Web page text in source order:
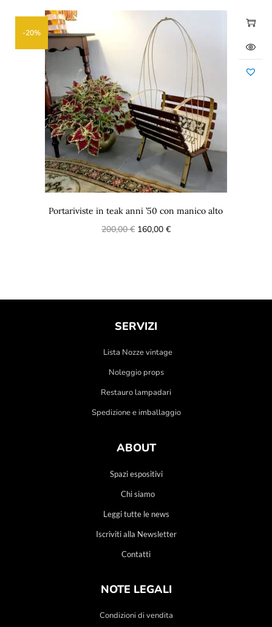
-20%
Portariviste in teak anni ’50 con manico alto
200,00€ 160,00 €
SERVIZI
Lista Nozze vintage
Noleggio props
Restauro lampadari
Spedizione e imballaggio
ABOUT
Spazi espositivi
Chi siamo
Leggi tutte le news
Iscriviti alla Newsletter
Contatti
NOTE LEGALI
Condizioni di vendita